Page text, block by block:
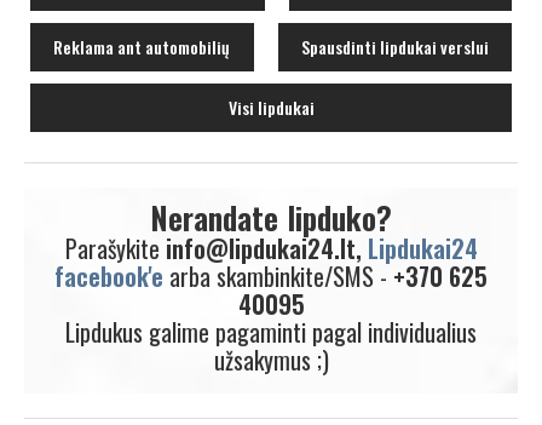
Reklama ant automobilių Spausdinti lipdukai verslui
Visi lipdukai
Nerandate lipduko?
Parašykite info@lipdukai24.lt, Lipdukai24
facebook'e arba skambinkite/SMS -+370 625
40095
Lipdukus galime pagaminti pagal individualius
užsakymus ;)